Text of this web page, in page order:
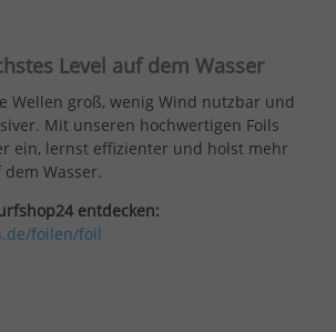
Level auf dem Wasser
Wellen groß, wenig Wind nutzbar und
Mit unseren hochwertigen Foils
ein, lernst effizienter und holst mehr
Wasser.
entdecken:
foilen/foil